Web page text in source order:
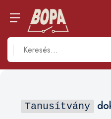
Tanusítvány